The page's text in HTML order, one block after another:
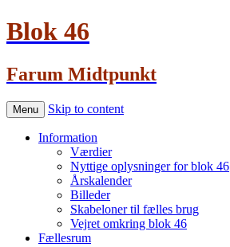
Blok 46
Farum Midtpunkt
Menu Skip to content
Information
Værdier
Nyttige oplysninger for blok 46
Årskalender
Billeder
Skabeloner til fælles brug
Vejret omkring blok 46
Fællesrum